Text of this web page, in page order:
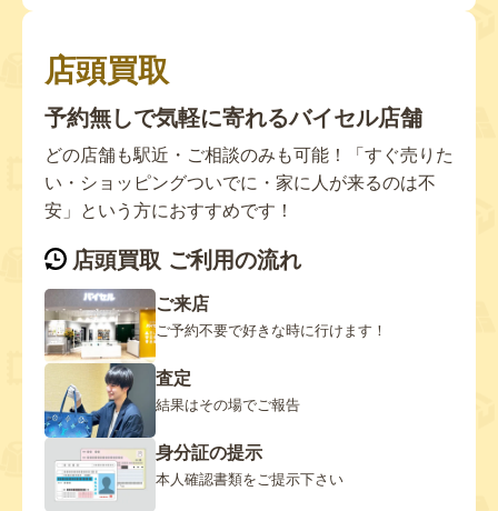
店頭買取
予約無しで気軽に寄れるバイセル店舗
どの店舗も駅近・ご相談のみも可能！「すぐ売りた
い・ショッピングついでに・家に人が来るのは不
安」という方におすすめです！
店頭買取 ご利用の流れ
ご来店
ご予約不要で好きな時に行けます！
査定
結果はその場でご報告
身分証の提示
本人確認書類をご提示下さい